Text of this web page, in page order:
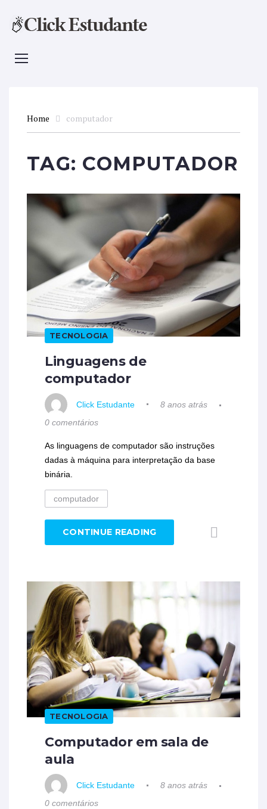
Home computador
TAG: COMPUTADOR
TECNOLOGIA
Linguagens de
computador
Click Estudante
8 anos atrás
0 comentários
As linguagens de computador são instruções
dadas à máquina para interpretação da base
binária.
computador
CONTINUE READING
TECNOLOGIA
Computador em sala de
aula
Click Estudante
8 anos atrás
0 comentários